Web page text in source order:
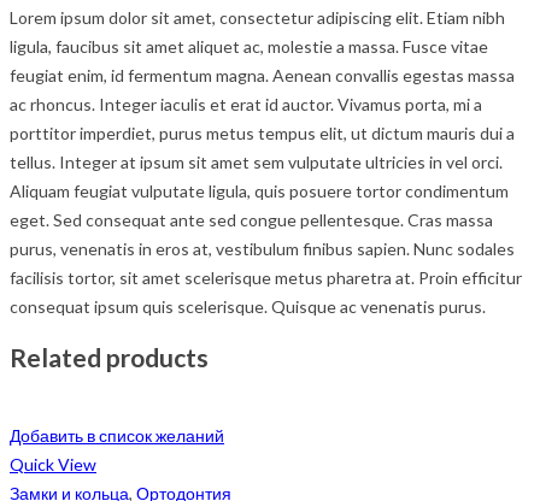
Lorem ipsum dolor sit amet, consectetur adipiscing elit. Etiam nibh
ligula, faucibus sit amet aliquet ac, molestie a massa. Fusce vitae
feugiat enim, id fermentum magna. Aenean convallis egestas massa
ac rhoncus. Integer iaculis et erat id auctor. Vivamus porta, mi a
porttitor imperdiet, purus metus tempus elit, ut dictum mauris dui a
tellus. Integer at ipsum sit amet sem vulputate ultricies in vel orci.
Aliquam feugiat vulputate ligula, quis posuere tortor condimentum
eget. Sed consequat ante sed congue pellentesque. Cras massa
purus, venenatis in eros at, vestibulum finibus sapien. Nunc sodales
facilisis tortor, sit amet scelerisque metus pharetra at. Proin efficitur
consequat ipsum quis scelerisque. Quisque ac venenatis purus.
Related products
Добавить в список желаний
Quick View
Замки и кольца, Ортодонтия